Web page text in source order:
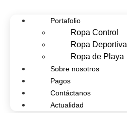
Portafolio
Ropa Control
Ropa Deportiva
Ropa de Playa
Sobre nosotros
Pagos
Contáctanos
Actualidad